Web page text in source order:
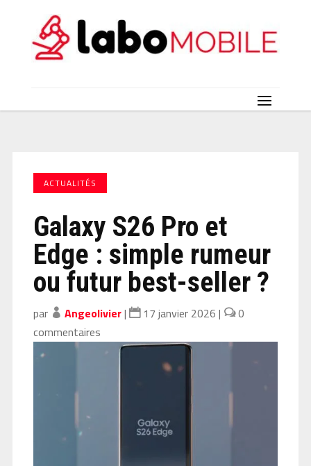
ACTUALITÉS
Galaxy S26 Pro et
Edge : simple rumeur
ou futur best-seller ?
par Angeolivier| 17 janvier 2026 |
0
commentaires